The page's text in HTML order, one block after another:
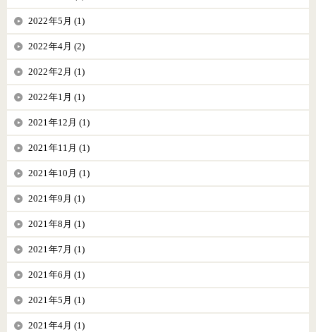
2022年5月 (1)
2022年4月 (2)
2022年2月 (1)
2022年1月 (1)
2021年12月 (1)
2021年11月 (1)
2021年10月 (1)
2021年9月 (1)
2021年8月 (1)
2021年7月 (1)
2021年6月 (1)
2021年5月 (1)
2021年4月 (1)